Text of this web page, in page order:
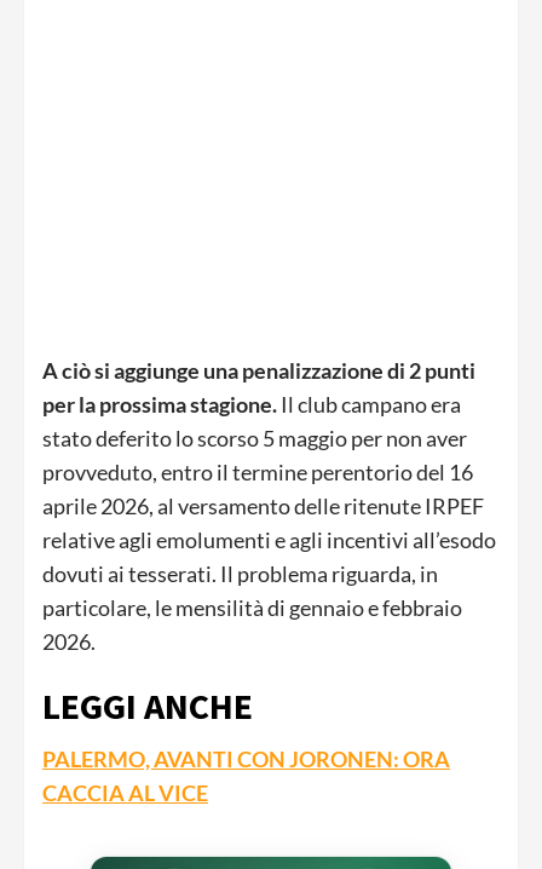
A ciò si aggiunge una penalizzazione di 2 punti
per la prossima stagione.Il club campano era
stato deferito lo scorso 5 maggio per non aver
provveduto, entro il termine perentorio del 16
aprile 2026, al versamento delle ritenute IRPEF
relative agli emolumenti e agli incentivi all’esodo
dovuti ai tesserati. Il problema riguarda, in
particolare, le mensilità di gennaio e febbraio
2026.
LEGGI ANCHE
PALERMO, AVANTI CON JORONEN: ORA
CACCIA AL VICE